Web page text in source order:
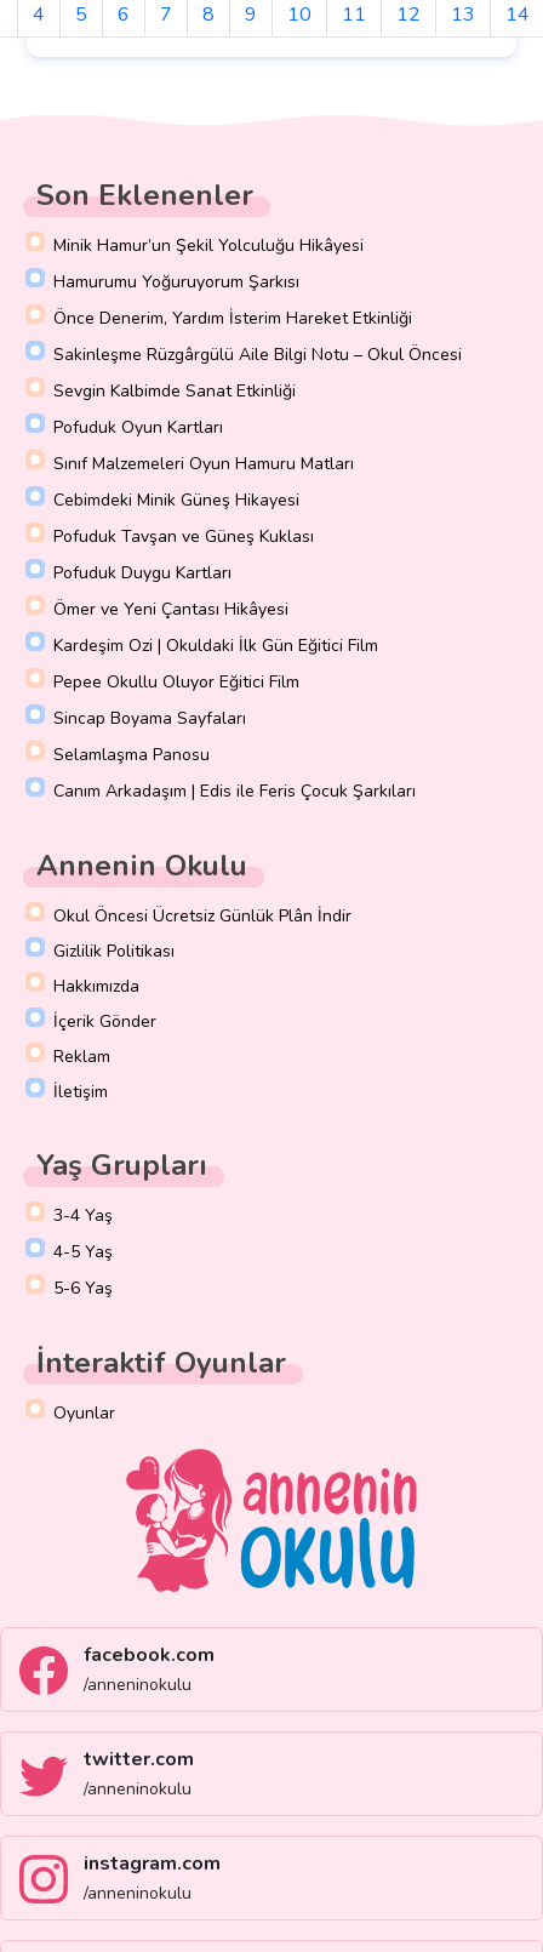
4 5 6 7 8 9 10 11 12 13 14
Son Eklenenler
Minik Hamur’un Şekil Yolculuğu Hikâyesi
Hamurumu Yoğuruyorum Şarkısı
Önce Denerim, Yardım İsterim Hareket Etkinliği
Sakinleşme Rüzgârgülü Aile Bilgi Notu – Okul Öncesi
Sevgin Kalbimde Sanat Etkinliği
Pofuduk Oyun Kartları
Sınıf Malzemeleri Oyun Hamuru Matları
Cebimdeki Minik Güneş Hikayesi
Pofuduk Tavşan ve Güneş Kuklası
Pofuduk Duygu Kartları
Ömer ve Yeni Çantası Hikâyesi
Kardeşim Ozi | Okuldaki İlk Gün Eğitici Film
Pepee Okullu Oluyor Eğitici Film
Sincap Boyama Sayfaları
Selamlaşma Panosu
Canım Arkadaşım | Edis ile Feris Çocuk Şarkıları
Annenin Okulu
Okul Öncesi Ücretsiz Günlük Plân İndir
Gizlilik Politikası
Hakkımızda
İçerik Gönder
Reklam
İletişim
Yaş Grupları
3-4 Yaş
4-5 Yaş
5-6 Yaş
İnteraktif Oyunlar
Oyunlar
facebook.com
/anneninokulu
twitter.com
/anneninokulu
instagram.com
/anneninokulu